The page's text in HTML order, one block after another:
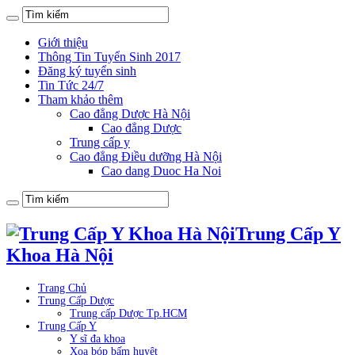
Giới thiệu
Thông Tin Tuyển Sinh 2017
Đăng ký tuyển sinh
Tin Tức 24/7
Tham khảo thêm
Cao đẳng Dược Hà Nội
Cao đẳng Dược
Trung cấp y
Cao đẳng Điều dưỡng Hà Nội
Cao dang Duoc Ha Noi
Trung Cấp Y
Khoa Hà Nội
Trang Chủ
Trung Cấp Dược
Trung cấp Dược Tp.HCM
Trung Cấp Y
Y sĩ đa khoa
Xoa bóp bấm huyệt